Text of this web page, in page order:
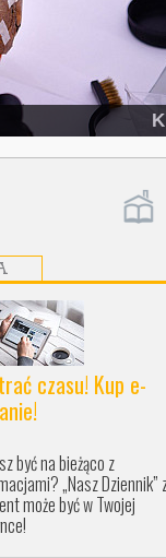
czasu! Kup e-
być na bieżąco z
„Nasz Dziennik”
może być w Twojej